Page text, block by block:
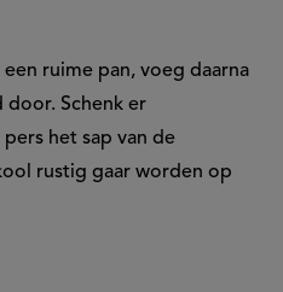
ruime pan, voeg daarna
Schenk er
het sap van de
rustig gaar worden op